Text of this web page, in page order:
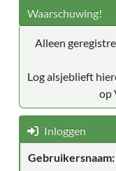
Waarschuwing!
Alleen
Log alsjeblieft
op
Inloggen
Gebruikersnaam: